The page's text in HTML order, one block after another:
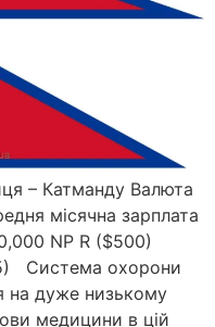
– Катманду Валюта
місячна зарплата
NP R ($500)
Система охорони
на дуже низькому
медицини в цій